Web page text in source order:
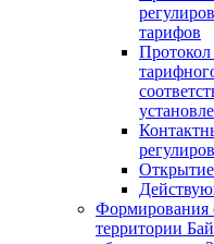
тарифов
Протокол
Формирования
территории